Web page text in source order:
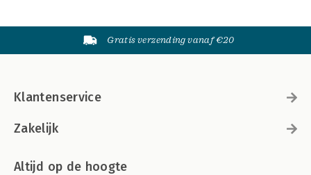
Gratis verzending vanaf €20
Klantenservice
Zakelijk
Altijd op de hoogte